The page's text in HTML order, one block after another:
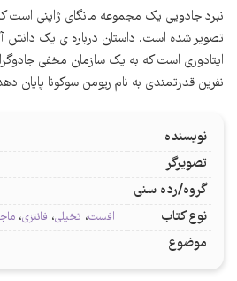
نبرد جادویی یک مجموعه مانگای ژاپنی است
تصویر شده است. داستان درباره ی یک دانش
ایتادوری است که به یک سازمان مخفی
نفرین قدرتمندی به نام ریومن سوکونا پایان
نویسنده
تصویرگر
گروه/رده سنی
نوع کتاب افست، تخیلی، فانتزی،
موضوع